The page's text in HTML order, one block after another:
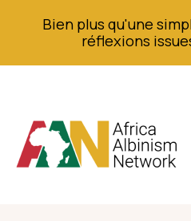
Bien plus qu'une
réflexions